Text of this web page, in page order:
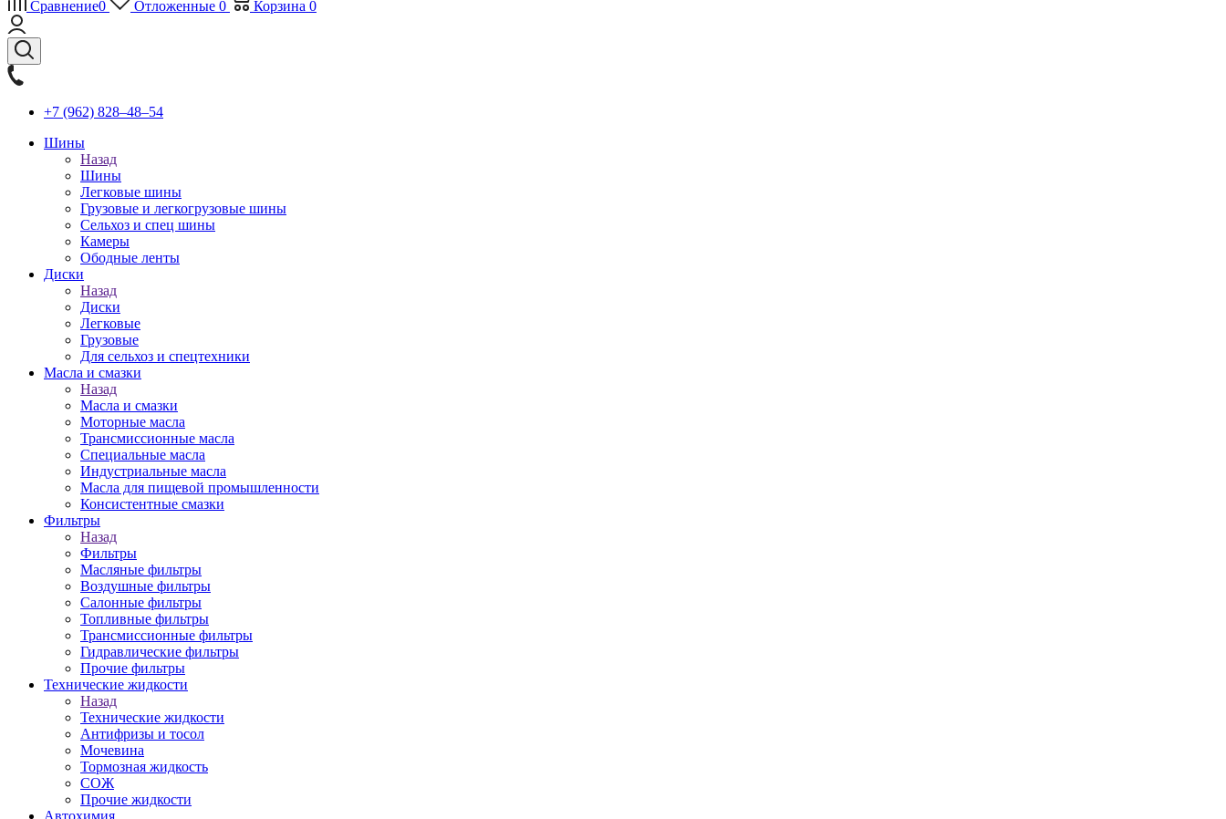
Сравнение0 Отложенные 0 Корзина 0
+7 (962) 828‒48‒54
Шины
Назад
Шины
Легковые шины
Грузовые и легкогрузовые шины
Сельхоз и спец шины
Камеры
Ободные ленты
Диски
Назад
Диски
Легковые
Грузовые
Для сельхоз и спецтехники
Масла и смазки
Назад
Масла и смазки
Моторные масла
Трансмиссионные масла
Специальные масла
Индустриальные масла
Масла для пищевой промышленности
Консистентные смазки
Фильтры
Назад
Фильтры
Масляные фильтры
Воздушные фильтры
Салонные фильтры
Топливные фильтры
Трансмиссионные фильтры
Гидравлические фильтры
Прочие фильтры
Технические жидкости
Назад
Технические жидкости
Антифризы и тосол
Мочевина
Тормозная жидкость
СОЖ
Прочие жидкости
Автохимия